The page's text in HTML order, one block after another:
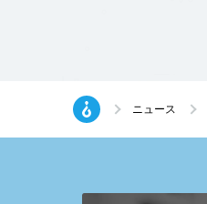
ニュース